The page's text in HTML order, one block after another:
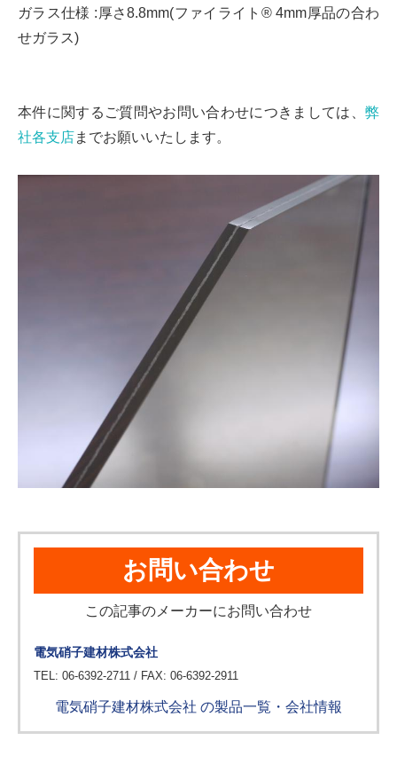
ガラス仕様 :厚さ8.8mm(ファイライト® 4mm厚品の合わ
せガラス)
本件に関するご質問やお問い合わせにつきましては、 弊
社各支店までお願いいたします。
お問い合わせ
この記事のメーカーにお問い合わせ
電気硝子建材株式会社
TEL: 06-6392-2711 / FAX: 06-6392-2911
電気硝子建材株式会社 の製品一覧・会社情報